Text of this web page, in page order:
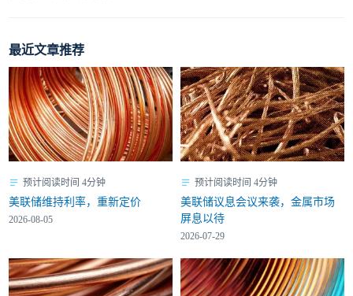
最近文章推荐
预计阅读时间 4分钟
美联储维持利率，重新定价
2026-08-05
预计阅读时间 4分钟
美联储议息会议来袭，金属市场
屏息以待
2026-07-29